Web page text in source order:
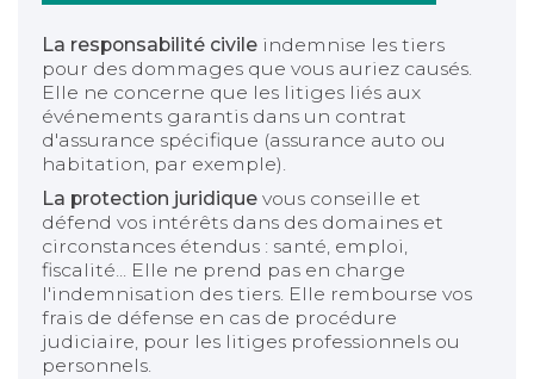
La responsabilité civileindemnise les tiers
pour des dommages que vous auriez causés.
Elle ne concerne que les litiges liés aux
événements garantis dans un contrat
d'assurance spécifique (assurance auto ou
habitation, par exemple).
La protection juridiquevous conseille et
défend vos intérêts dans des domaines et
circonstances étendus : santé, emploi,
fiscalité... Elle ne prend pas en charge
l'indemnisation des tiers. Elle rembourse vos
frais de défense en cas de procédure
judiciaire, pour les litiges professionnels ou
personnels.